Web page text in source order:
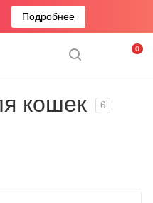
Подробнее
0
кошек 6